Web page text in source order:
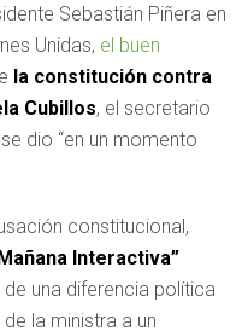
Sebastián Piñera en
Unidas, el buen
la constitución contra
Cubillos, el secretario
dio “en un momento
constitucional,
Interactiva”
de una diferencia política
la ministra a un